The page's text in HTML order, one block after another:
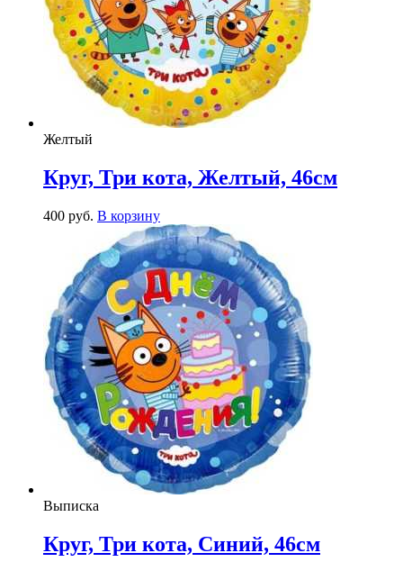
Желтый
Круг, Три кота, Желтый, 46см
400 руб. В корзину
Выписка
Круг, Три кота, Синий, 46см